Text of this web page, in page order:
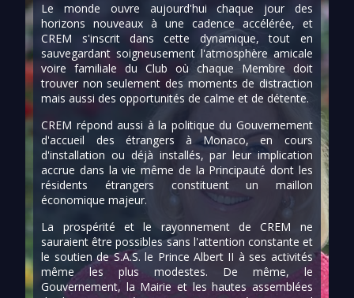
Le monde ouvre aujourd'hui chaque jour des
horizons nouveaux à une cadence accélérée, et
CREM s'inscrit dans cette dynamique, tout en
sauvegardant soigneusement l'atmosphère amicale
voire familiale du Club où chaque Membre doit
trouver non seulement des moments de distraction
mais aussi des opportunités de calme et de détente.
CREM répond aussi à la politique du Gouvernement
d'accueil des étrangers à Monaco, en cours
d'installation ou déjà installés, par leur implication
accrue dans la vie même de la Principauté dont les
résidents étrangers constituent un maillon
économique majeur.
La prospérité et le rayonnement de CREM ne
sauraient être possibles sans l'attention constante et
le soutien deS.A.S. le Prince Albert II à ses activités
même les plus modestes. De même, le
Gouvernement, la Mairie et les hautes assemblées